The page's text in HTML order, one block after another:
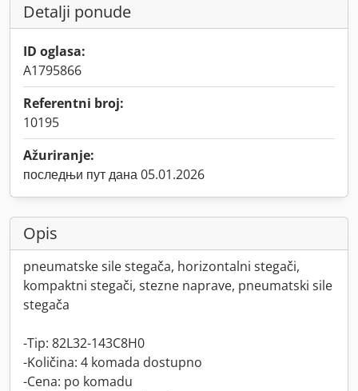
Detalji ponude
ID oglasa:
A1795866
Referentni broj:
10195
Ažuriranje:
последњи пут дана 05.01.2026
Opis
pneumatske sile stegača, horizontalni stegači,
kompaktni stegači, stezne naprave, pneumatski sile
stegača
-Tip: 82L32-143C8H0
-Količina: 4 komada dostupno
-Cena: po komadu